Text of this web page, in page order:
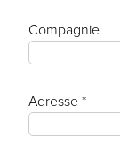
Compagnie
Adresse *